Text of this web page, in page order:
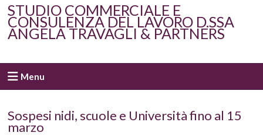
STUDIO COMMERCIALE E
CONSULENZA DEL LAVORO D.SSA
ANGELA TRAVAGLI & PARTNERS
Menu
Sospesi nidi, scuole e Università fino al 15
marzo